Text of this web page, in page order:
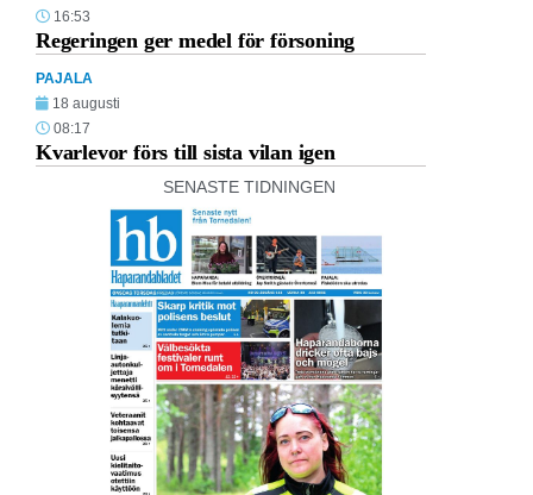
16:53
Regeringen ger medel för försoning
PAJALA
18 augusti
08:17
Kvarlevor förs till sista vilan igen
SENASTE TIDNINGEN